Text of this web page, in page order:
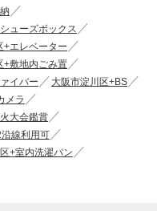
ューズボックス
+エレベーター
+敷地内ごみ置
イバー
大阪市淀川区+BS
メラ
大会鑑賞
線利用可
+室内洗濯パン